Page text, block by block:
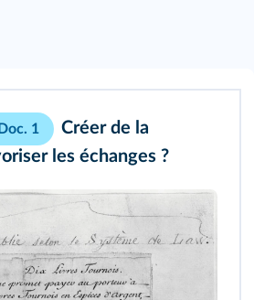
Doc. 1
Créer de la
les échanges ?